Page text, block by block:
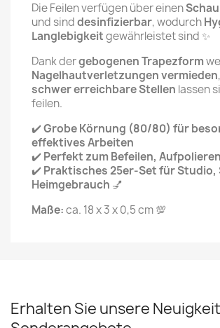
Die Feilen verfügen über einen
und sinddesinfizierbar, wodurch
Langlebigkeitgewährleistet sind ✨
Dank dergebogenen Trapezform
Nagelhautverletzungen vermieden
schwer erreichbare Stellen lassen
feilen.
✔️Grobe Körnung (80/80) für
effektives Arbeiten
✔️ Perfekt zum Befeilen,
✔️ Praktisches 25er-Set für Studio,
Heimgebrauch 💅
Maße:ca. 18 x 3 x 0,5 cm 💯
Erhalten Sie unsere